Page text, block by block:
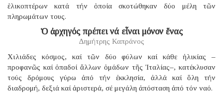
ἑλικοπτέρων κατά τήν ὁποία σκοτώθηκαν δύο μέλη τῶν
πληρωμάτων τους.
Ὁ ἀρχηγός πρέπει νά εἶναι μόνον ἕνας
Δημήτρης Καπράνος
Χιλιάδες κόσμος, καί τῶν δύο φύλων καί κάθε ἡλικίας –
προφανῶς καί ὀπαδοί ἄλλων ὁμάδων τῆς Ἰταλίας–, κατέκλυσαν
τούς δρόμους γύρω ἀπό τήν ἐκκλησία, ἀλλά καί ὅλη τήν
διαδρομή, δεξιά καί ἀριστερά, σέ μεγάλη ἀπόσταση ἀπό τόν ναό.